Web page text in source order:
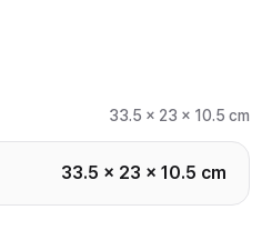
33.5 x 23 x 10.5 cm
33.5 x 23 x 10.5 cm